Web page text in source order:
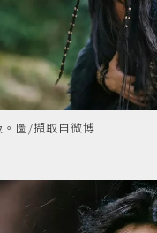
。圖/擷取自微博